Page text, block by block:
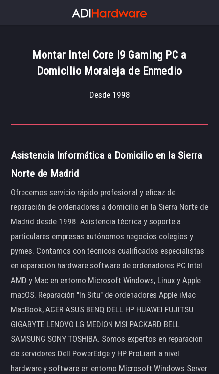
Montar Intel Core I9 Gaming PC a
Domicilio Moraleja de Enmedio
Desde 1998
Asistencia Informática a Domicilio en la Sierra
Norte de Madrid
Ofrecemos servicio rápido profesional y eficaz de
reparación de ordenadores a domicilio en la Sierra Norte de
Madrid desde 1998. Asistencia técnica y soporte a
particulares empresas autónomos negocios colegios y
pymes. Contamos con técnicos cualificados especialistas
en reparación hardware software de ordenadores PC Intel
AMD y Mac en entorno Microsoft Windows, Linux y Apple
macOS. Reparación "In Situ" de ordenadores Apple iMac
MacBook, ACER ASUS BENQ DELL HP HUAWEI FUJITSU
GIGABYTE LENOVO LG MEDION MSI PACKARD BELL
SAMSUNG SONY TOSHIBA. Somos expertos en reparación
de servidores Dell PowerEdge y HP ProLiant a nivel
hardware y software en entorno Microsoft Windows Server